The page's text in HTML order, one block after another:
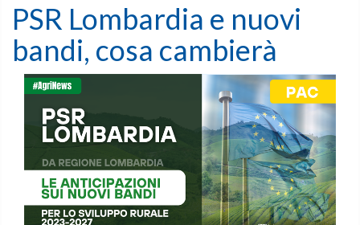
PSR Lombardia e nuovi
bandi, cosa cambierà